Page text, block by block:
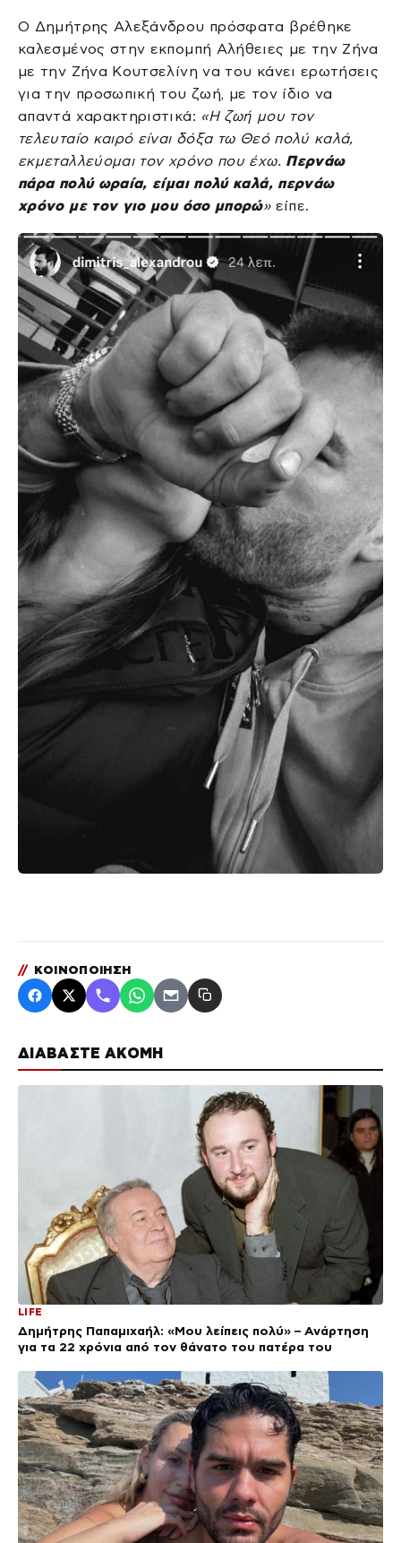
ΔΙΑΒΑΣΤΕ ΑΚΟΜΗ
LIFE
Δημήτρης Παπαμιχαήλ: «Μου λείπεις πολύ» – Ανάρτηση
για τα 22 χρόνια από τον θάνατο του πατέρα του
Ο Δημήτρης Αλεξάνδρου πρόσφατα βρέθηκε
καλεσμένος στην εκπομπή Αλήθειες με την Ζήνα
με την Ζήνα Κουτσελίνη να του κάνει ερωτήσεις
για την προσωπική του ζωή, με τον ίδιο να
απαντά χαρακτηριστικά: «Η ζωή μου τον
τελευταίο καιρό είναι δόξα τω Θεό πολύ καλά,
εκμεταλλεύομαι τον χρόνο που έχω. Περνάω
πάρα πολύ ωραία, είμαι πολύ καλά, περνάω
χρόνο με τον γιο μου όσο μπορώ»είπε.
// ΚΟΙΝΟΠΟΙΗΣΗ